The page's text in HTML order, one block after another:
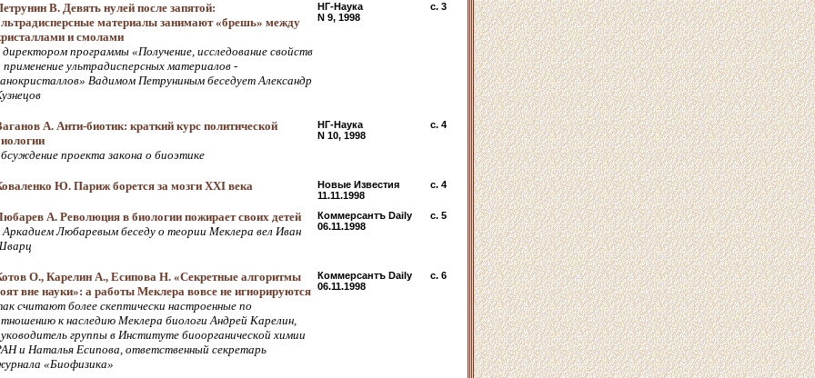
В. Девять нулей после запятой:
материалы занимают «брешь» между
и смолами
директором программы «Получение, исследование свойств
применение ультрадисперсных материалов -
Вадимом Петруниным беседует Александр
НГ-Наука
N 9, 1998
c. 3
А. Анти-биотик: краткий курс политической
проекта закона о биоэтике
НГ-Наука
N 10, 1998
c. 4
Ю. Париж борется за мозги XXI века
Новые Известия
11.11.1998
c. 4
А. Революция в биологии пожирает своих детей
Аркадием Любаревым беседу о теории Меклера вел Иван
Коммерсантъ Daily
06.11.1998
c. 5
О., Карелин А., Есипова Н. «Секретные алгоритмы
вне науки»: а работы Меклера вовсе не игнорируются
считают более скептически настроенные по
к наследию Меклера биологи Андрей Карелин,
группы в Институте биоорганической химии
и Наталья Есипова, ответственный секретарь
«Биофизика»
Коммерсантъ Daily
06.11.1998
c. 6